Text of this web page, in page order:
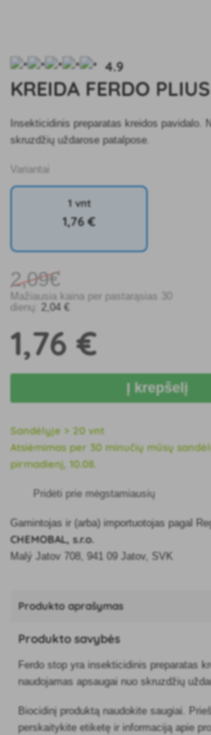
4.9
KREIDA FERDO PLIUS
Insekticidinis preparatas kreidos pavidalo.
skruzdžių uždarose patalpose.
Variantai
1 vnt
1,76 €
2,09€
Mažiausia kaina per pastarąsias 30
dienų:
2,04 €
1,76 €
Į krepšelį
Sandėlyje > 20 vnt
Atsiėmimas per 30 minučių mūsų
pirmadienį, 10.08.
Pridėti prie mėgstamiausių
Gamintojas ir (arba) importuotojas pagal
CHEMOBAL, s.r.o.
Malý Jatov 708, 941 09 Jatov, SVK
Produkto aprašymas
Produkto savybės
Ferdo stop yra insekticidinis preparatas
naudojamas apsaugai nuo skruzdžių
Biocidinį produktą naudokite saugiai.
perskaitykite etiketę ir informaciją apie